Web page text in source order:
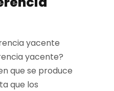
yacente
yacente?
que se produce
que los